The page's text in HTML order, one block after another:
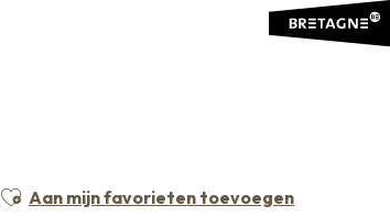
Ajouter aux favoris
Aan mijn favorieten toevoegen